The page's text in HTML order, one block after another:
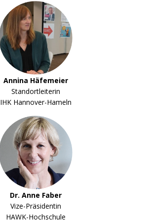
Annina Häfemeier
Standortleiterin
IHK Hannover-Hameln
Dr. Anne Faber
Vize-Präsidentin
HAWK-Hochschule